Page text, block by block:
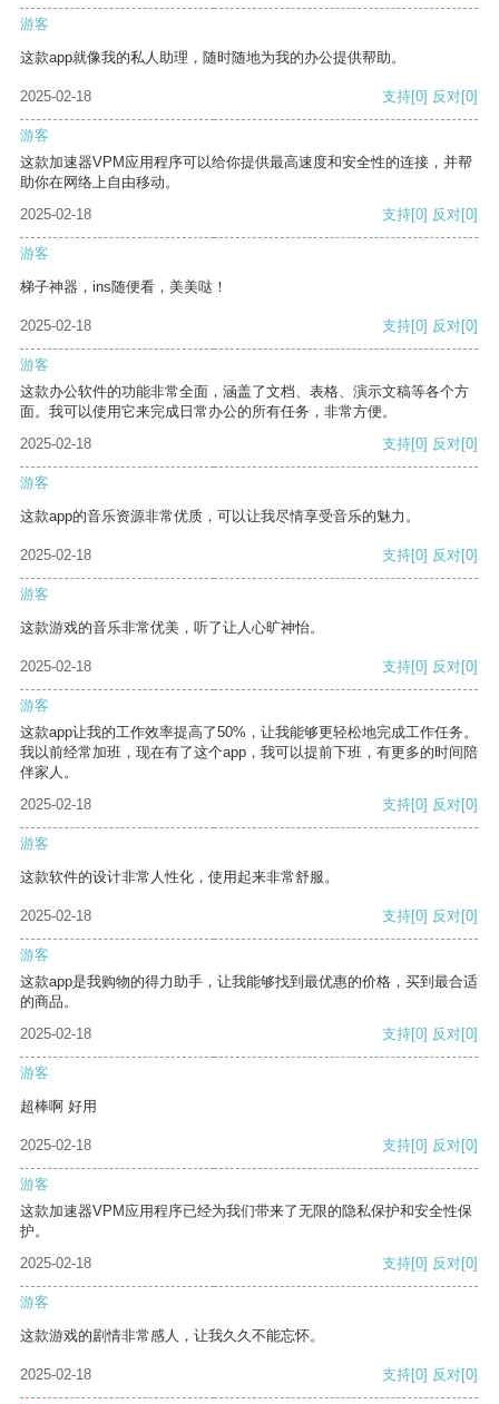
游客
这款app就像我的私人助理，随时随地为我的办公提供帮助。
2025-02-18 支持[0] 反对[0]
游客
这款加速器VPM应用程序可以给你提供最高速度和安全性的连接，并帮
助你在网络上自由移动。
2025-02-18
支持[0] 反对[0]
游客
梯子神器，ins随便看，美美哒！
2025-02-18 支持[0] 反对[0]
游客
这款办公软件的功能非常全面，涵盖了文档、表格、演示文稿等各个方
面。我可以使用它来完成日常办公的所有任务，非常方便。
2025-02-18
支持[0] 反对[0]
游客
这款app的音乐资源非常优质，可以让我尽情享受音乐的魅力。
2025-02-18 支持[0] 反对[0]
游客
这款游戏的音乐非常优美，听了让人心旷神怡。
2025-02-18 支持[0] 反对[0]
游客
这款app让我的工作效率提高了50%，让我能够更轻松地完成工作任务。
我以前经常加班，现在有了这个app，我可以提前下班，有更多的时间陪
伴家人。
2025-02-18
支持[0] 反对[0]
游客
这款软件的设计非常人性化，使用起来非常舒服。
2025-02-18 支持[0] 反对[0]
游客
这款app是我购物的得力助手，让我能够找到最优惠的价格，买到最合适
的商品。
2025-02-18
支持[0] 反对[0]
游客
超棒啊 好用
2025-02-18 支持[0] 反对[0]
游客
这款加速器VPM应用程序已经为我们带来了无限的隐私保护和安全性保
护。
2025-02-18
支持[0] 反对[0]
游客
这款游戏的剧情非常感人，让我久久不能忘怀。
2025-02-18 支持[0] 反对[0]